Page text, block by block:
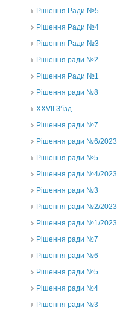
Рішення Ради №5
Рішення Ради №4
Рішення Ради №3
Рішення ради №2
Рішення Ради №1
Рішення ради №8
ХХVII З’їзд
Рішення ради №7
Рішення ради №6/2023
Рішення ради №5
Рішення ради №4/2023
Рішення ради №3
Рішення ради №2/2023
Рішення ради №1/2023
Рішення ради №7
Рішення ради №6
Рішення ради №5
Рішення ради №4
Рішення ради №3